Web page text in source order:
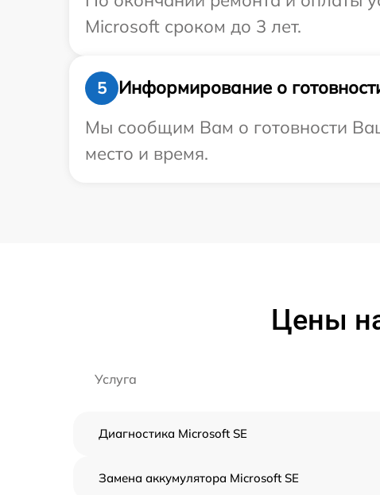
Microsoft сроком до 3 лет.
5
Информирование о
Мы сообщим Вам о готовности
место и время.
Цены
Услуга
Диагностика Microsoft SE
Замена аккумулятора Microsoft SE